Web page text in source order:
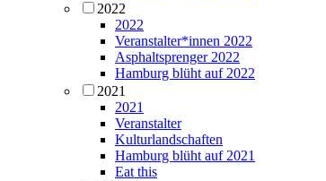
2022
2022
Veranstalter*innen 2022
Asphaltsprenger 2022
Hamburg blüht auf 2022
2021
2021
Veranstalter
Kulturlandschaften
Hamburg blüht auf 2021
Eat this